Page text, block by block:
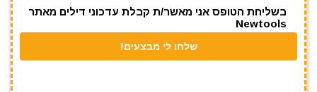
בשליחת הטופס אני מאשר/ת קבלת עדכוני דילים מאתר
Newtools